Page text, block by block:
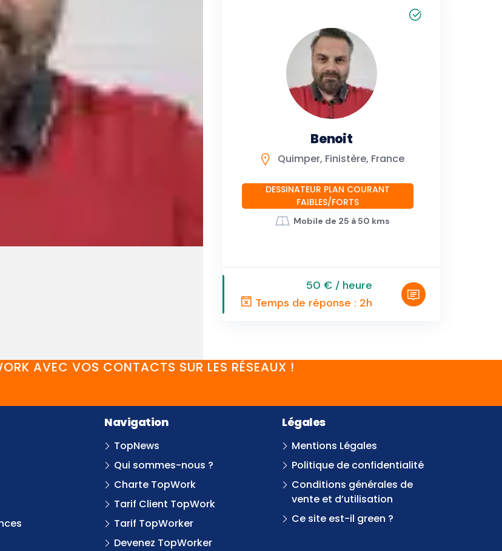
Benoit
Quimper, Finistère, France
DESSINATEUR PLAN COURANT
FAIBLES/FORTS
Mobile de 25 à 50 kms
50 € / heure
Temps de réponse : 2h
AVEC VOS CONTACTS SUR LES RÉSEAUX !
Navigation
TopNews
Qui sommes-nous ?
Charte TopWork
Tarif Client TopWork
Tarif TopWorker
Devenez TopWorker
Légales
Mentions Légales
Politique de confidentialité
Conditions générales de
vente et d’utilisation
Ce site est-il green ?